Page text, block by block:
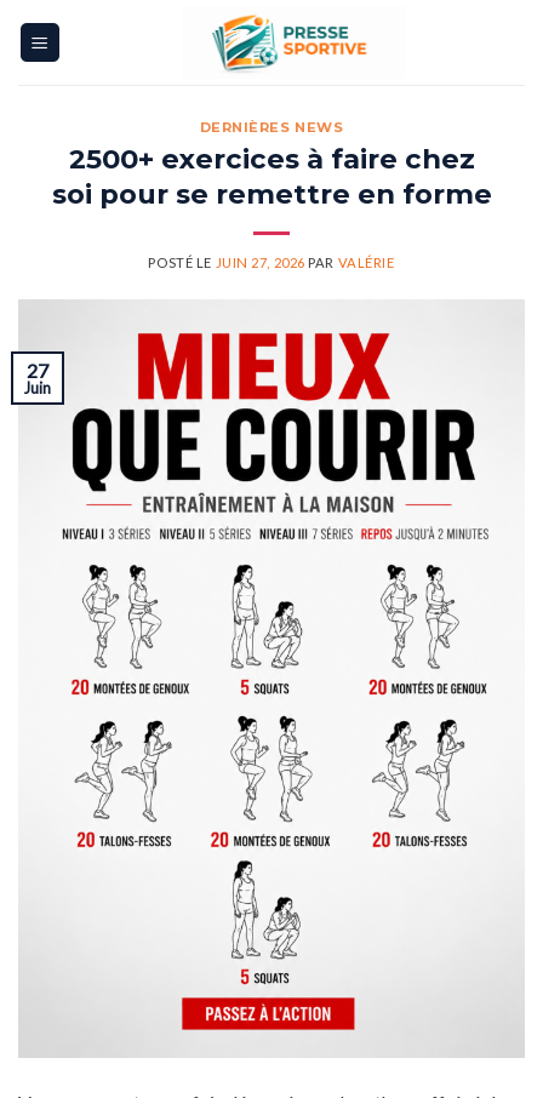
DERNIÈRES NEWS
2500+ exercices à faire chez
soi pour se remettre en forme
POSTÉ LE JUIN 27, 2026 PAR VALÉRIE
27
Juin